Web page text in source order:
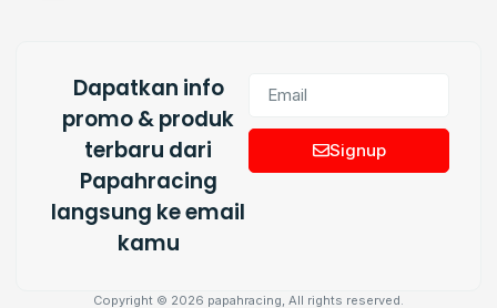
Dapatkan info
promo & produk
terbaru dari
Papahracing
langsung ke email
kamu
Signup
Copyright © 2026 papahracing, All rights reserved.